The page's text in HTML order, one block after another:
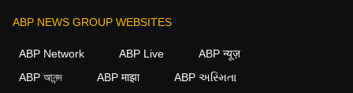
ABP NEWS GROUP WEBSITES
ABP Network ABP Live
ABP न्यूज़
ABP আনন্দ
ABP माझा
ABP અસ્મિતા